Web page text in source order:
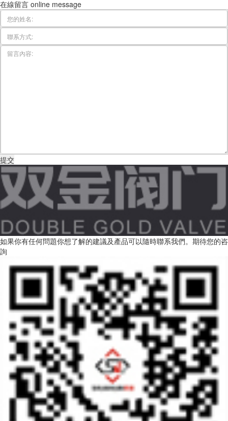
在線留言 online message
如果你有任何問題你想了解的建議及產品可以隨時聯系我們。期待您的咨
詢